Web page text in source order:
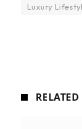
Luxury
RELATED